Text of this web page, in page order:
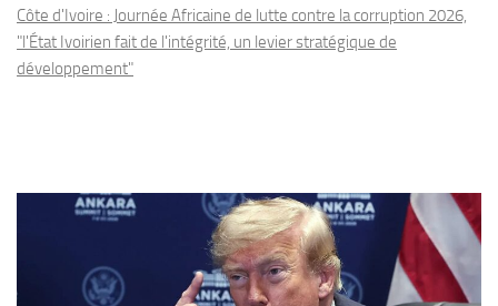
Côte d'Ivoire : Journée Africaine de lutte contre la corruption 2026,
"l'État Ivoirien fait de l'intégrité, un levier stratégique de
développement"